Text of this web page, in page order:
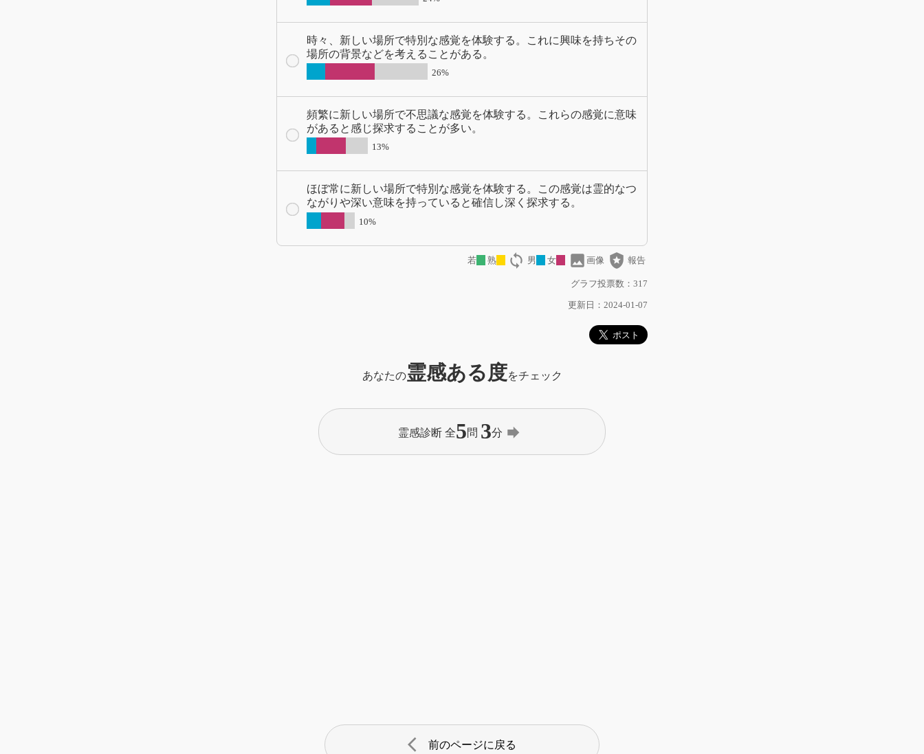
時々、新しい場所で特別な感覚を体験する。これに興味を持ちその
場所の背景などを考えることがある。
26%
頻繁に新しい場所で不思議な感覚を体験する。これらの感覚に意味
があると感じ探求することが多い。
13%
ほぼ常に新しい場所で特別な感覚を体験する。この感覚は霊的なつ
ながりや深い意味を持っていると確信し深く探求する。
10%
若 熟 loop 男 女 image画像 local_police 報告
グラフ投票数：317
更新日：2024-01-07
あなたの霊感ある度をチェック
霊感診断 全5問 3分 forward
arrow_back_ios 前のページに戻る